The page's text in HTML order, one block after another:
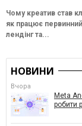
Чому креатив став
як працює
лендінг та...
НОВИНИ
Вчора
Meta
робити